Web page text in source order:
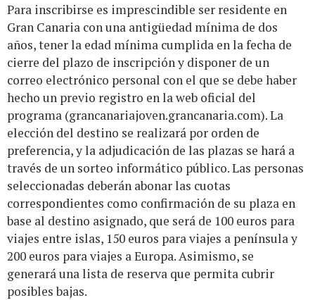
Para inscribirse es imprescindible ser residente en
Gran Canaria con una antigüedad mínima de dos
años, tener la edad mínima cumplida en la fecha de
cierre del plazo de inscripción y disponer de un
correo electrónico personal con el que se debe haber
hecho un previo registro en la web oficial del
programa (grancanariajoven.grancanaria.com). La
elección del destino se realizará por orden de
preferencia, y la adjudicación de las plazas se hará a
través de un sorteo informático público. Las personas
seleccionadas deberán abonar las cuotas
correspondientes como confirmación de su plaza en
base al destino asignado, que será de 100 euros para
viajes entre islas, 150 euros para viajes a península y
200 euros para viajes a Europa. Asimismo, se
generará una lista de reserva que permita cubrir
posibles bajas.